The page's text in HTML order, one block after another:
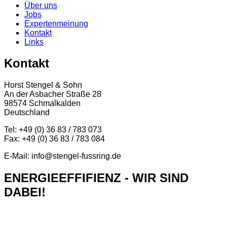
Über uns
Jobs
Expertenmeinung
Kontakt
Links
Kontakt
Horst Stengel & Sohn
An der Asbacher Straße 28
98574 Schmalkalden
Deutschland
Tel: +49 (0) 36 83 / 783 073
Fax: +49 (0) 36 83 / 783 084
E-Mail: info@stengel-fussring.de
ENERGIEEFFIFIENZ - WIR SIND
DABEI!